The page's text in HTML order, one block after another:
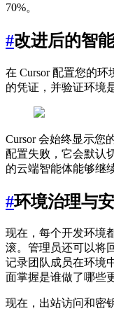
70%。
#改进后的智
在 Cursor 配置您的
的凭证，并验证环境
Cursor 会始终显示您
配置失败，它会默认
的云端智能体能够继
#环境治理与
现在，每个开发环境
滚。管理员还可以将
记录团队成员在环境
面掌握是谁做了哪些
现在，出站访问和密